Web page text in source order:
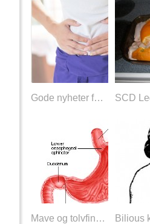
Gode ​​nyheter for IBS -lider da forskere identifiserer "tarmkløe"
Mave og tolvfingertarm